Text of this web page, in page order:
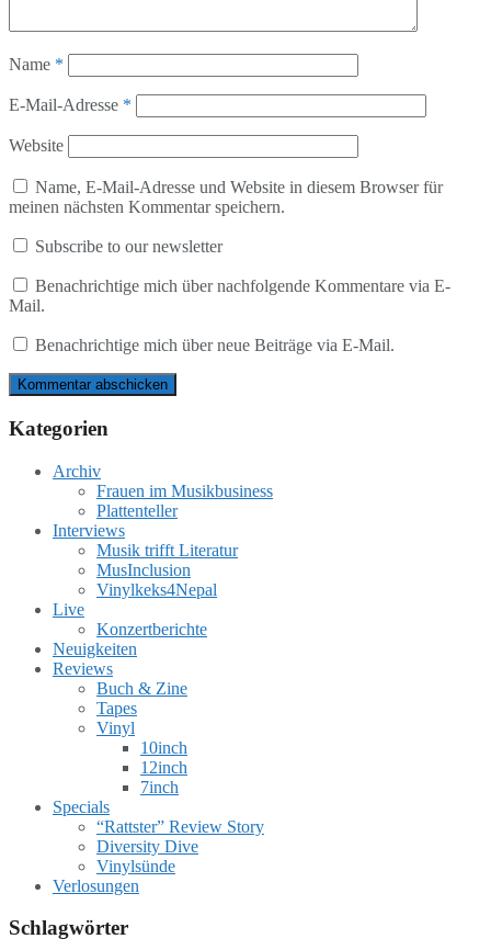
Name *
E-Mail-Adresse *
Website
Name, E-Mail-Adresse und Website in diesem Browser für
meinen nächsten Kommentar speichern.
Subscribe to our newsletter
Benachrichtige mich über nachfolgende Kommentare via E-
Mail.
Benachrichtige mich über neue Beiträge via E-Mail.
Kategorien
Archiv
Frauen im Musikbusiness
Plattenteller
Interviews
Musik trifft Literatur
MusInclusion
Vinylkeks4Nepal
Live
Konzertberichte
Neuigkeiten
Reviews
Buch & Zine
Tapes
Vinyl
10inch
12inch
7inch
Specials
“Rattster” Review Story
Diversity Dive
Vinylsünde
Verlosungen
Schlagwörter